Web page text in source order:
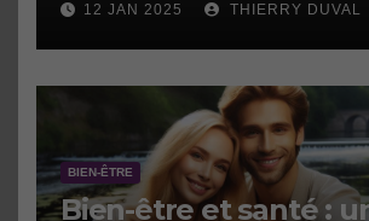
12 JAN 2025 THIERRY DUVAL
BIEN-ÊTRE
Bien-être et santé :